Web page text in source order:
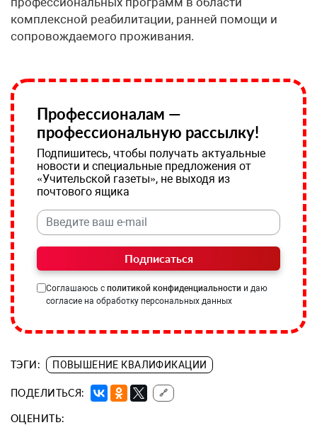
комплексной реабилитации, ранней помощи и
сопровождаемого проживания.
Профессионалам —
профессиональную рассылку!
Подпишитесь, чтобы получать актуальные
новости и специальные предложения от
«Учительской газеты», не выходя из
почтового ящика
Подписаться
Соглашаюсь с политикой конфиденциальности и даю
согласие на обработку персональных данных
ТЭГИ: ПОВЫШЕНИЕ КВАЛИФИКАЦИИ
ПОДЕЛИТЬСЯ: 🔗
ОЦЕНИТЬ: